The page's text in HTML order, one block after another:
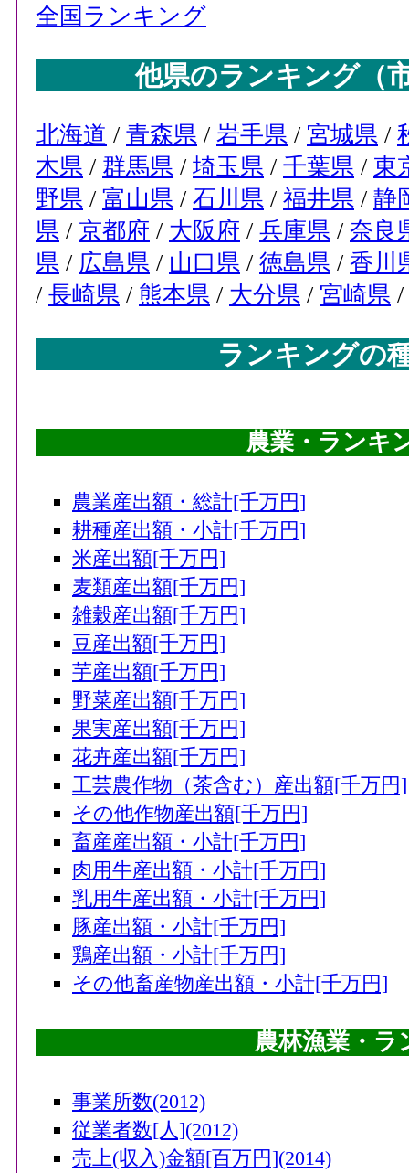
全国ランキング
他県のランキング（
北海道 / 青森県 / 岩手県 / 宮城県 /
木県 / 群馬県 / 埼玉県 / 千葉県 / 東
野県 / 富山県 / 石川県 / 福井県 / 静
県 / 京都府 / 大阪府 / 兵庫県 / 奈良
県 / 広島県 / 山口県 / 徳島県 / 香川
/ 長崎県 / 熊本県 / 大分県 / 宮崎県 /
ランキングの
農業・ランキ
農業産出額・総計[千万円]
耕種産出額・小計[千万円]
米産出額[千万円]
麦類産出額[千万円]
雑穀産出額[千万円]
豆産出額[千万円]
芋産出額[千万円]
野菜産出額[千万円]
果実産出額[千万円]
花卉産出額[千万円]
工芸農作物（茶含む）産出額[千万円]
その他作物産出額[千万円]
畜産産出額・小計[千万円]
肉用牛産出額・小計[千万円]
乳用牛産出額・小計[千万円]
豚産出額・小計[千万円]
鶏産出額・小計[千万円]
その他畜産物産出額・小計[千万円]
農林漁業・ラ
事業所数(2012)
従業者数[人](2012)
売上(収入)金額[百万円](2014)